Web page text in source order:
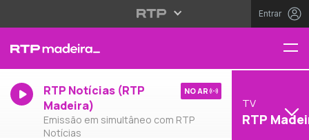
Entrar
RTP Notícias (RTP
Madeira)
Emissão em simultâneo com RTP
Notícias
NO AR
TV
RTP